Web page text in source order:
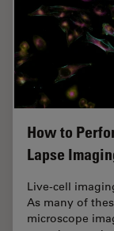
How to
Lapse
Live-cell
As many of
microscope